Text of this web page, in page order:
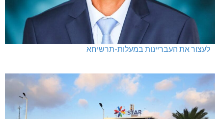
לעצור את העבריינות במעלות-תרשיחא